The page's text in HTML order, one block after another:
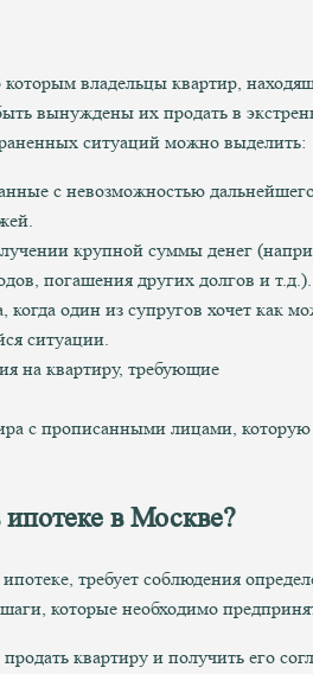
владельцы квартир,
вынуждены их продать в
ситуаций можно выделить:
с невозможностью
крупной суммы денег
погашения других долгов и т.д.).
когда один из супругов хочет как
ситуации.
на квартиру, требующие
с прописанными лицами, которую
ипотеке в Москве?
требует соблюдения
которые необходимо
квартиру и получить его